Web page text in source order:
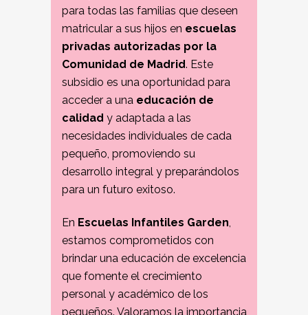
para todas las familias que deseen
matricular a sus hijos en escuelas
privadas autorizadas por la
Comunidad de Madrid. Este
subsidio es una oportunidad para
acceder a una educación de
calidad y adaptada a las
necesidades individuales de cada
pequeño, promoviendo su
desarrollo integral y preparándolos
para un futuro exitoso.
En Escuelas Infantiles Garden,
estamos comprometidos con
brindar una educación de excelencia
que fomente el crecimiento
personal y académico de los
pequeños. Valoramos la importancia